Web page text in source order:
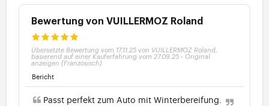
Bewertung von VUILLERMOZ Roland
Übersetzte Bewertung vom 17.11.25 von VUILLERMOZ Roland,
basierend auf einer Kauferfahrung vom 27.09.25 - Original
anzeigen (Französisch)
Bericht
Passt perfekt zum Auto mit Winterbereifung.